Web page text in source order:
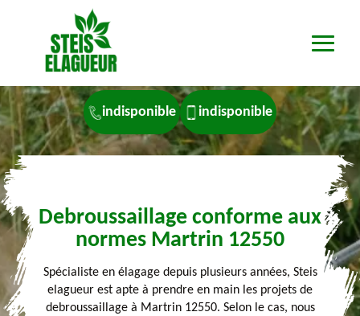
indisponible indisponible
Debroussaillage conforme aux
normes Martrin 12550
Spécialiste en élagage depuis plusieurs années, Steis
elagueur est apte à prendre en main les projets de
debroussaillage à Martrin 12550. Selon le cas, nous